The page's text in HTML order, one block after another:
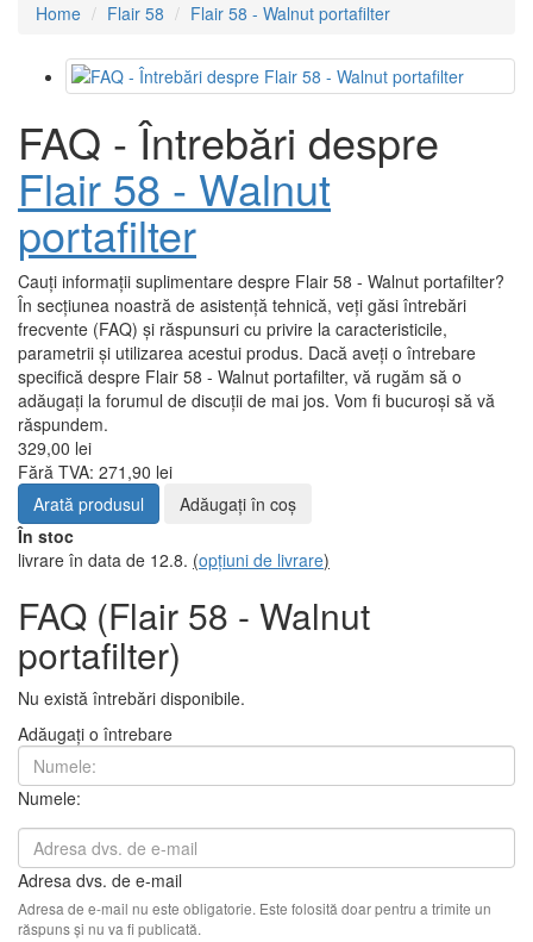
Home Flair 58 Flair 58 - Walnut portafilter
FAQ - Întrebări despre
Flair 58 - Walnut
portafilter
Cauți informații suplimentare despre Flair 58 - Walnut portafilter?
În secțiunea noastră de asistență tehnică, veți găsi întrebări
frecvente (FAQ) și răspunsuri cu privire la caracteristicile,
parametrii și utilizarea acestui produs. Dacă aveți o întrebare
specifică despre Flair 58 - Walnut portafilter, vă rugăm să o
adăugați la forumul de discuții de mai jos. Vom fi bucuroși să vă
răspundem.
329,00 lei
Fără TVA: 271,90 lei
Arată produsul
Adăugați în coş
În stoc
livrare în data de 12.8. (opțiuni de livrare)
FAQ (Flair 58 - Walnut
portafilter)
Nu există întrebări disponibile.
Adăugați o întrebare
Numele:
Adresa dvs. de e-mail
Adresa de e-mail nu este obligatorie. Este folosită doar pentru a trimite un
răspuns și nu va fi publicată.